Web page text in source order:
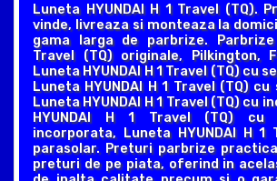
Luneta HYUNDAI H 1 Travel (TQ).
vinde, livreaza si monteaza la
gama larga de parbrize. Parbrize
Travel (TQ) originale, Pilkington,
Luneta HYUNDAI H 1 Travel (TQ) cu
Luneta HYUNDAI H 1 Travel (TQ)
Luneta HYUNDAI H 1 Travel (TQ) cu
HYUNDAI H 1 Travel (TQ) cu
incorporata, Luneta HYUNDAI H 1
parasolar. Preturi parbrize
preturi de pe piata, oferind in